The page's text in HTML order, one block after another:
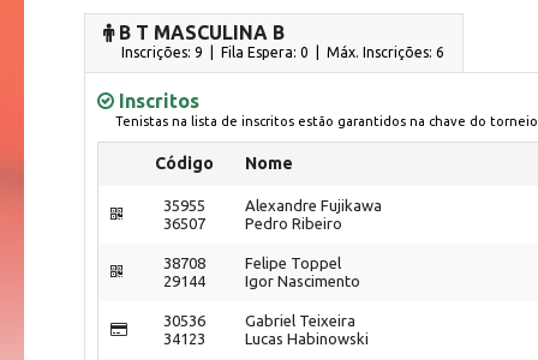
B T MASCULINA B
Inscrições: 9 | Fila Espera: 0 | Máx. Inscrições: 6
Inscritos
Tenistas na lista de inscritos estão garantidos na chave do torneio
Código Nome
35955
36507
Alexandre Fujikawa
Pedro Ribeiro
38708
29144
Felipe Toppel
Igor Nascimento
30536
34123
Gabriel Teixeira
Lucas Habinowski